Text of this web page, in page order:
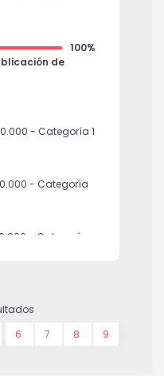
100%
de
- Categoría 1
- Categoría
- Categoría
- Categoría
6 7 8
9